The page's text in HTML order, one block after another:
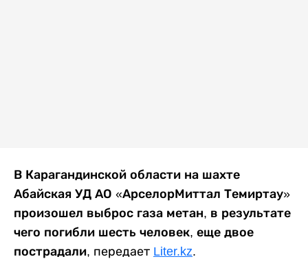
В Карагандинской области на шахте
Абайская УД АО «АрселорМиттал Темиртау»
произошел выброс газа метан, в результате
чего погибли шесть человек, еще двое
пострадали, передает Liter.kz.